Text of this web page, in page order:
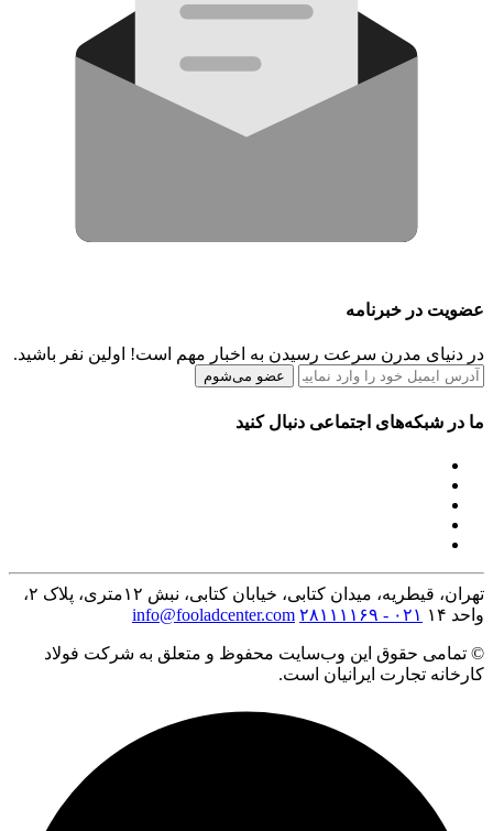
عضویت در خبرنامه
در دنیای مدرن سرعت رسیدن به اخبار مهم است! اولین نفر باشید.
عضو می‌شوم
ما در شبکه‌های اجتماعی دنبال کنید
تهران، قیطریه، میدان کتابی، خیابان کتابی، نبش ۱۲متری، پلاک ۲،
واحد ۱۴
۰۲۱ - ۲۸۱۱۱۱۶۹ info@fooladcenter.com
© تمامی حقوق این وب‌سایت محفوظ و متعلق به شرکت فولاد
کارخانه تجارت ایرانیان است.